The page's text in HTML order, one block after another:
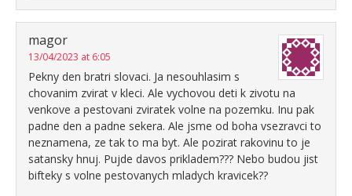
magor
13/04/2023 at 6:05
Pekny den bratri slovaci. Ja nesouhlasim s
chovanim zvirat v kleci. Ale vychovou deti k zivotu na
venkove a pestovani zviratek volne na pozemku. Inu pak
padne den a padne sekera. Ale jsme od boha vsezravci to
neznamena, ze tak to ma byt. Ale pozirat rakovinu to je
satansky hnuj. Pujde davos prikladem??? Nebo budou jist
bifteky s volne pestovanych mladych kravicek??